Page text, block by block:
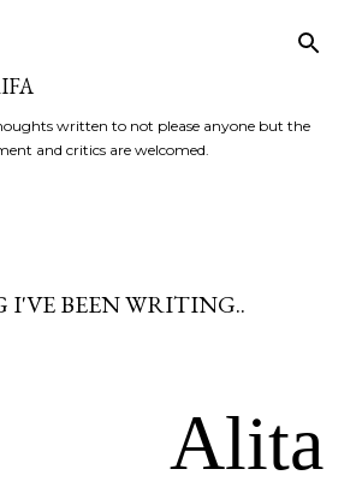
written to not please anyone but the
and critics are welcomed.
I'VE BEEN WRITING..
Alita